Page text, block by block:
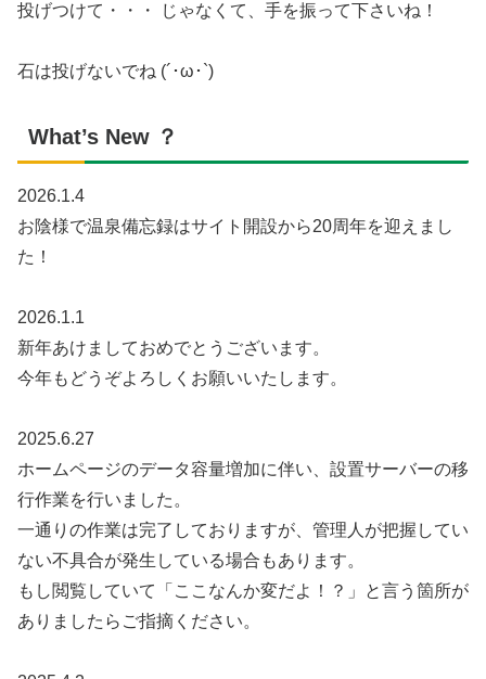
投げつけて・・・ じゃなくて、手を振って下さいね！
石は投げないでね (´･ω･`)
What’s New ？
2026.1.4
お陰様で温泉備忘録はサイト開設から20周年を迎えまし
た！
2026.1.1
新年あけましておめでとうございます。
今年もどうぞよろしくお願いいたします。
2025.6.27
ホームページのデータ容量増加に伴い、設置サーバーの移
行作業を行いました。
一通りの作業は完了しておりますが、管理人が把握してい
ない不具合が発生している場合もあります。
もし閲覧していて「ここなんか変だよ！？」と言う箇所が
ありましたらご指摘ください。